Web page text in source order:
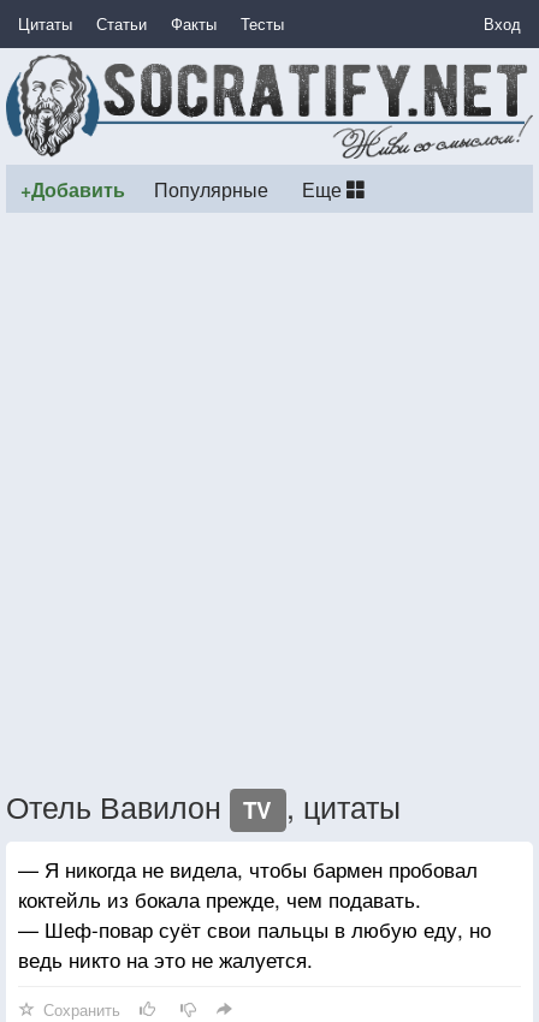
Цитаты Статьи Факты Тесты Вход
+Добавить Популярные Еще
Отель Вавилон TV , цитаты
— Я никогда не видела, чтобы бармен пробовал
коктейль из бокала прежде, чем подавать.
— Шеф-повар суёт свои пальцы в любую еду, но
ведь никто на это не жалуется.
Сохранить